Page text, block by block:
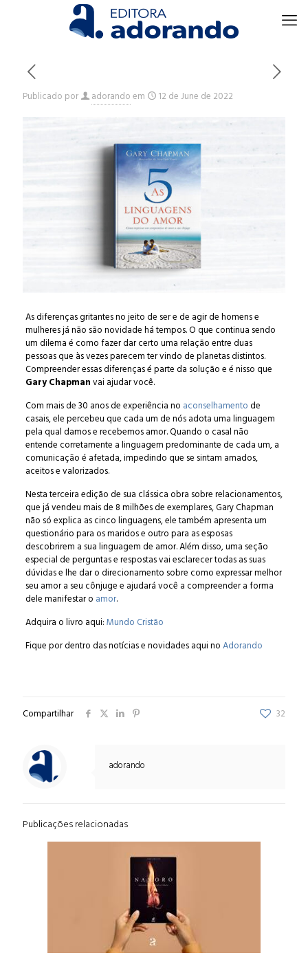
Publicado por adorandoem 12 de June de 2022
As diferenças gritantes no jeito de ser e de agir de homens e
mulheres já não são novidade há tempos. O que continua sendo
um dilema é como fazer dar certo uma relação entre duas
pessoas que às vezes parecem ter vindo de planetas distintos.
Compreender essas diferenças é parte da solução e é nisso que
Gary Chapmanvai ajudar você.
Com mais de 30 anos de experiência no aconselhamento de
casais, ele percebeu que cada um de nós adota uma linguagem
pela qual damos e recebemos amor. Quando o casal não
entende corretamente a linguagem predominante de cada um, a
comunicação é afetada, impedindo que se sintam amados,
aceitos e valorizados.
Nesta terceira edição de sua clássica obra sobre relacionamentos,
que já vendeu mais de 8 milhões de exemplares, Gary Chapman
não só explica as cinco linguagens, ele também apresenta um
questionário para os maridos e outro para as esposas
descobrirem a sua linguagem de amor. Além disso, uma seção
especial de perguntas e respostas vai esclarecer todas as suas
dúvidas e lhe dar o direcionamento sobre como expressar melhor
seu amor a seu cônjuge e ajudará você a compreender a forma
dele manifestar o amor.
Adquira o livro aqui:Mundo Cristão
Fique por dentro das notícias e novidades aqui noAdorando
Compartilhar 32
adorando
Publicações relacionadas